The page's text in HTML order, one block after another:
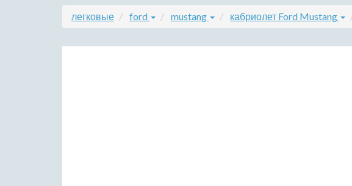
легковые ford mustang кабриолет Ford Mustang